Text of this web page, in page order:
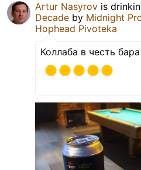
Artur Nasyrov is
Decade by Midnight
Hophead Pivoteka
Коллаба в честь